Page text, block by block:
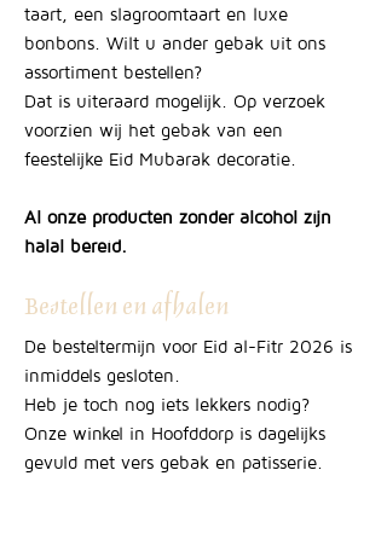
taart, een slagroomtaart en luxe
bonbons. Wilt u ander gebak uit ons
assortiment bestellen?
Dat is uiteraard mogelijk. Op verzoek
voorzien wij het gebak van een
feestelijke Eid Mubarak decoratie.
Al onze producten zonder alcohol zijn
halal bereid.
Bestellen en afhalen
De besteltermijn voor Eid al-Fitr 2026 is
inmiddels gesloten.
Heb je toch nog iets lekkers nodig?
Onze winkel in Hoofddorp is dagelijks
gevuld met vers gebak en patisserie.